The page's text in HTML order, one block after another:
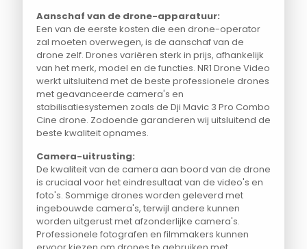
Aanschaf van de drone-apparatuur:
Een van de eerste kosten die een drone-operator
zal moeten overwegen, is de aanschaf van de
drone zelf. Drones variëren sterk in prijs, afhankelijk
van het merk, model en de functies. NR1 Drone Video
werkt uitsluitend met de beste professionele drones
met geavanceerde camera's en
stabilisatiesystemen zoals de Dji Mavic 3 Pro Combo
Cine drone. Zodoende garanderen wij uitsluitend de
beste kwaliteit opnames.
Camera-uitrusting:
De kwaliteit van de camera aan boord van de drone
is cruciaal voor het eindresultaat van de video's en
foto's. Sommige drones worden geleverd met
ingebouwde camera's, terwijl andere kunnen
worden uitgerust met afzonderlijke camera's.
Professionele fotografen en filmmakers kunnen